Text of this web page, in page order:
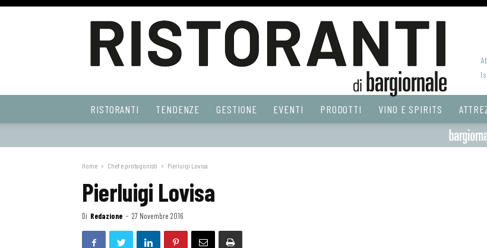
Web
RISTORANTI TENDENZE GESTIONE EVENTI PRODOTTI VINO E SPIRITS
Home Chef e protagonisti Pierluigi Lovisa
Pierluigi Lovisa
Di Redazione - 27 Novembre 2016